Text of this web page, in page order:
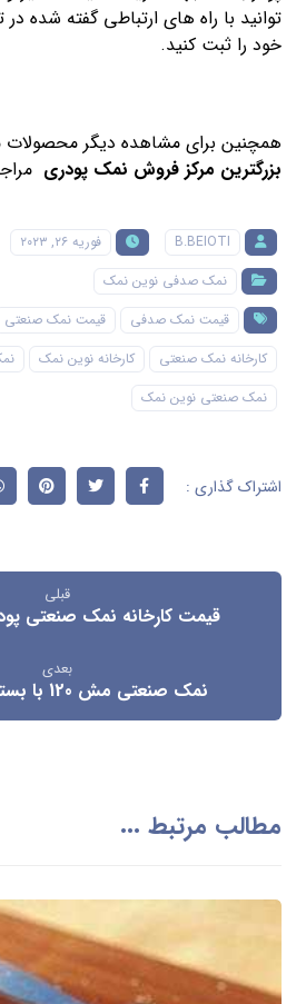
توانید با راه های ارتباطی گفته شده
خود را ثبت کنید.
همچنین برای مشاهده دیگر محصولات
بزرگترین مرکز فروش نمک پودری
B.BEIOTI
فوریه ۲۶, ۲۰۲۳
نمک صدفی نوین نمک
قیمت نمک صدفی
قیمت نمک صنعتی
کارخانه نمک صنعتی
کارخانه نوین نمک
نمک صنعتی نوین نمک
قبلی
قیمت کارخانه نمک صنعتی
بعدی
نمک صنعتی مش 120 با بسته بندی جانبو
مطالب مرتبط ...